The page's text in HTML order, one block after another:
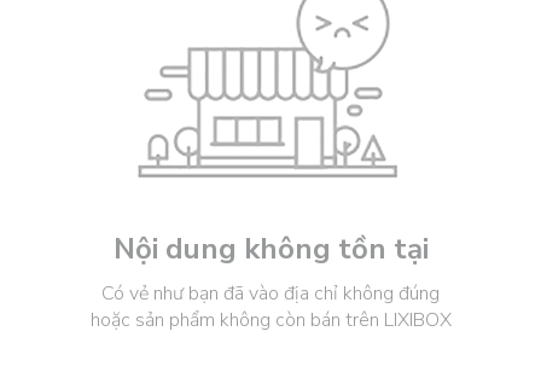
Nội dung không tồn tại
Có vẻ như bạn đã vào địa chỉ không đúng
hoặc sản phẩm không còn bán trên LIXIBOX